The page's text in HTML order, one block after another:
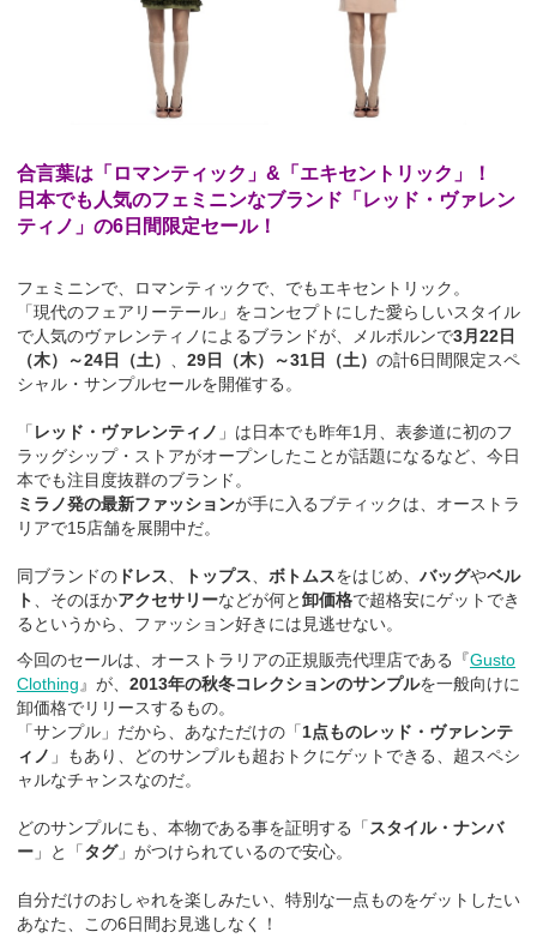
合言葉は「ロマンティック」& 「エキセントリック」！
日本でも人気のフェミニンなブランド「レッド・ヴァレン
ティノ」の6日間限定セール！
フェミニンで、ロマンティックで、でもエキセントリック。
「現代のフェアリーテール」をコンセプトにした愛らしいスタイル
で人気のヴァレンティノによるブランドが、メルボルンで3月22日
（木）～24日（土）
29日（木）～31日（土） の計6日間限定スペ
シャル・サンプルセールを開催する。
「 レッド・ヴァレンティノ 」は日本でも昨年1月、表参道に初のフ
ラッグシップ・ストアがオープンしたことが話題になるなど、今日
本でも注目度抜群のブランド。
ミラノ発の最新ファッションが手に入るブティックは、オーストラ
リアで15店舗を展開中だ。
同ブランドの ドレス トップス ボトムスをはじめ、 バッグやベル
ト
、そのほかアクセサリーなどが何と卸価格で超格安にゲットでき
るというから、ファッション好きには見逃せない。
今回のセールは、オーストラリアの正規販売代理店である『Gusto
Clothing 』が、 2013年の秋冬コレクションのサンプルを一般向けに
卸価格でリリースするもの。
「サンプル」だから、あなただけの「1点ものレッド・ヴァレンテ
ィノ 」もあり、どのサンプルも超おトクにゲットできる、超スペシ
ャルなチャンスなのだ。
どのサンプルにも、本物である事を証明する「 スタイル・ナンバ
ー 」と「タグ」がつけられているので安心。
自分だけのおしゃれを楽しみたい、特別な一点ものをゲットしたい
あなた、この6日間お見逃しなく！